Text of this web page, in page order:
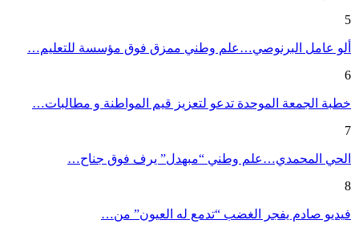
5
ألو عامل البرنوصي…علم وطني ممزق فوق مؤسسة للتعليم…
6
خطبة الجمعة الموحدة تدعو لتعزيز قيم المواطنة و مطالبات…
7
الحي المحمدي…علم وطني “مبهدل” يرف فوق جناح…
8
فيديو صادم يفجر الغضب “تدمع له العيون” من…